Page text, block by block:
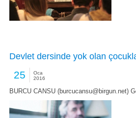
Devlet dersinde yok olan
25
Oca
2016
BURCU CANSU (burcucansu@birgun.net)